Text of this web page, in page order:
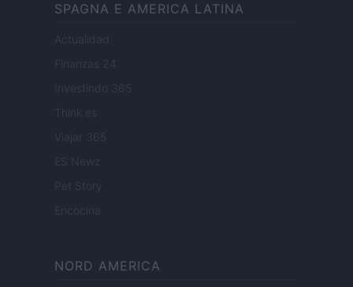
SPAGNA E AMERICA LATINA
Actualidad
Finanzas 24
Investindo 365
Think.es
Viajar 365
ES Newz
Pet Story
Encocina
NORD AMERICA